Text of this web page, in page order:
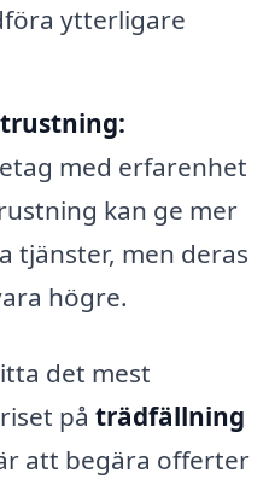
ytterligare
med erfarenhet
kan ge mer
tjänster, men deras
högre.
det mest
på trädfällning
att begära offerter